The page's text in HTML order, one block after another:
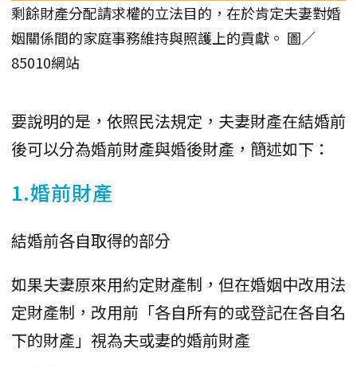
剩餘財產分配請求權的立法目的，在於肯定夫妻對婚
姻關係間的家庭事務維持與照護上的貢獻。 圖／
85010網站
要說明的是，依照民法規定，夫妻財產在結婚前
後可以分為婚前財產與婚後財產，簡述如下：
1.婚前財產
結婚前各自取得的部分
如果夫妻原來用約定財產制，但在婚姻中改用法
定財產制，改用前「各自所有的或登記在各自名
下的財產」視為夫或妻的婚前財產